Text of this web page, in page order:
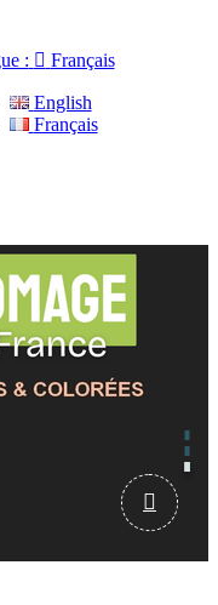
:  Français
English
Français
